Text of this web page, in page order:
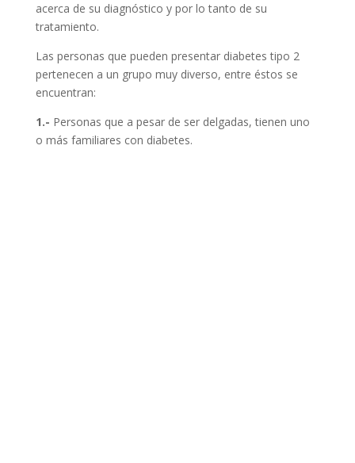
acerca de su diagnóstico y por lo tanto de su
tratamiento.
Las personas que pueden presentar diabetes tipo 2
pertenecen a un grupo muy diverso, entre éstos se
encuentran:
1.- Personas que a pesar de ser delgadas, tienen uno
o más familiares con diabetes.